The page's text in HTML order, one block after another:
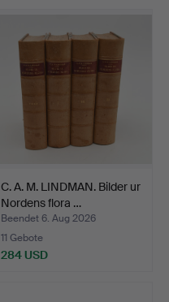
C. A. M. LINDMAN. Bilder ur
Nordens flora …
Beendet 6. Aug 2026
11 Gebote
284 USD